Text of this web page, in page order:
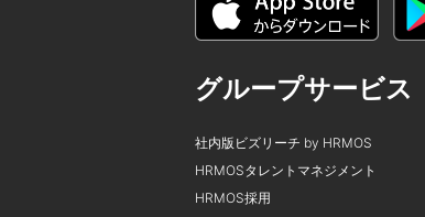
グループサービス
社内版ビズリーチ by HRMOS
HRMOSタレントマネジメント
HRMOS採用